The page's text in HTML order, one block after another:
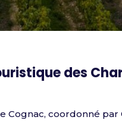
des
Cognac, coordonné